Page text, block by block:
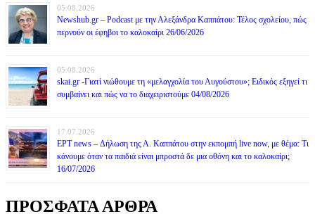
05.08.2026
Newshub.gr – Podcast με την Αλεξάνδρα Καππάτου: Τέλος σχολείου, πώς
περνούν οι έφηβοι το καλοκαίρι 26/06/2026
05.08.2026
skai.gr -Γιατί νιώθουμε τη «μελαγχολία του Αυγούστου»; Ειδικός εξηγεί τι
συμβαίνει και πώς να το διαχειριστούμε 04/08/2026
17.07.2026
ΕΡΤ news – Δήλωση της Α. Καππάτου στην εκπομπή live now, με θέμα: Τι
κάνουμε όταν τα παιδιά είναι μπροστά δε μια οθόνη και το καλοκαίρι;
16/07/2026
ΠΡΟΣΦΑΤΑ ΑΡΘΡΑ